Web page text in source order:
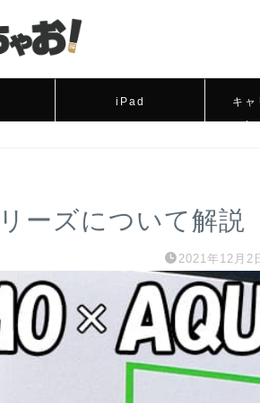
iPad
キャ
ン
ーズについて解説
2021年12月2